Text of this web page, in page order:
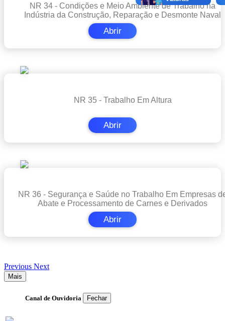
NR 34 - Condições e Meio Ambiente de Trabalho na
Indústria da Construção, Reparação e Desmonte Naval
Abrir
NR 35 - Trabalho Em Altura
Abrir
NR 36 - Segurança e Saúde no Trabalho Em Empresas
Abate e Processamento de Carnes e Derivados
Abrir
Previous Next
Mais
Canal de Ouvidoria Fechar